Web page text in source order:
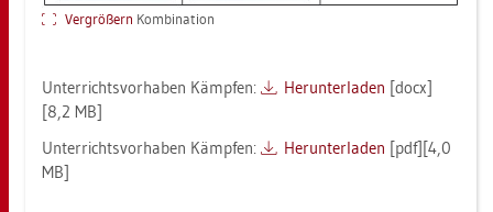
Ver­grö­ßern Kom­bi­na­ti­on
Un­ter­richts­vor­ha­ben Kämp­fen: Her­un­ter­la­den [docx]
[8,2 MB]
Un­ter­richts­vor­ha­ben Kämp­fen:
Her­un­ter­la­den [pdf][4,0
MB]